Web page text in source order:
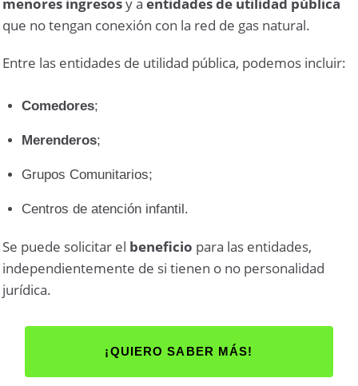
que no tengan conexión con la red de gas natural.
Entre las entidades de utilidad pública, podemos incluir:
Comedores;
Merenderos;
Grupos Comunitarios;
Centros de atención infantil.
Se puede solicitar el beneficio para las entidades,
independientemente de si tienen o no personalidad
jurídica.
¡QUIERO SABER MÁS!